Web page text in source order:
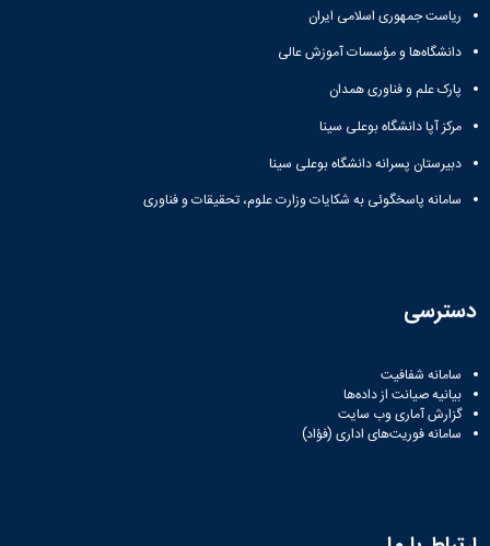
ریاست جمهوری اسلامی ایران
دانشگاه‌ها و مؤسسات آموزش عالی
پارک علم و فناوری همدان
مرکز آپا دانشگاه بوعلی سینا
دبیرستان پسرانه دانشگاه بوعلی سینا
سامانه پاسخگوئی به شکایات وزارت علوم، تحقیقات و فناوری
دسترسی
سامانه شفافیت
بیانیه صیانت از داده‌ها
گزارش آماری وب‌ سایت
سامانه فوریت‌های اداری (فؤاد)